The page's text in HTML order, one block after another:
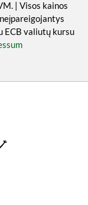
| Visos kainos
ECB valiutų kursu